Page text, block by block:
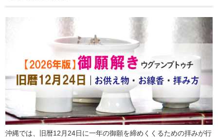
沖縄では、旧暦12月24日に一年の御願を締めくくるための拝みが行